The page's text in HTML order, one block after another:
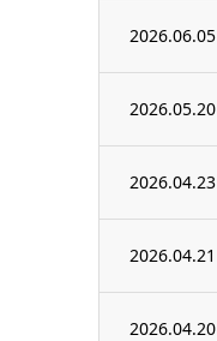
2026.06.05
2026.05.20
2026.04.23
2026.04.21
2026.04.20